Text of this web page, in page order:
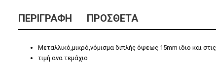
ΠΕΡΙΓΡΑΦΉ ΠΡΌΣΘΕΤΑ
Mεταλλικό,μικρό,νόμισμα διπλής όψεως 15mm ιδιο και
τιμή ανα τεμάχιο